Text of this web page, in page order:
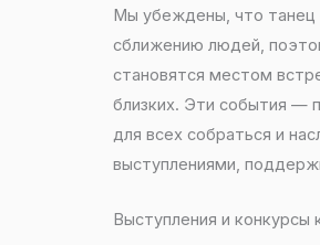
Мы убеждены, что танец
сближению людей,
становятся местом
близких. Эти события —
для всех собраться и
выступлениями,
Выступления и конкурсы